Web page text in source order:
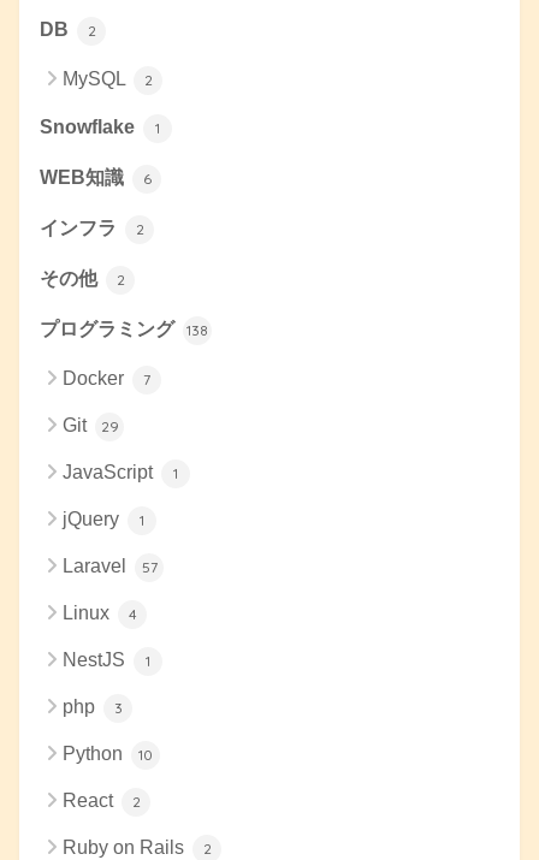
DB 2
MySQL 2
Snowflake 1
WEB知識 6
インフラ 2
その他 2
プログラミング 138
Docker 7
Git 29
JavaScript 1
jQuery 1
Laravel 57
Linux 4
NestJS 1
php 3
Python 10
React 2
Ruby on Rails 2